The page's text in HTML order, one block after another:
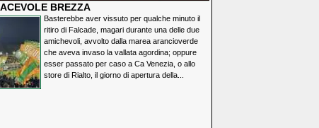
BREZZA
Basterebbe aver vissuto per qualche minuto il
ritiro di Falcade, magari durante una delle due
amichevoli, avvolto dalla marea arancioverde
che aveva invaso la vallata agordina; oppure
esser passato per caso a Ca Venezia, o allo
store di Rialto, il giorno di apertura della...